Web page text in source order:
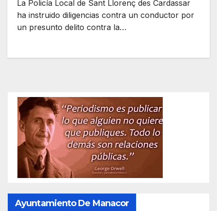
La Policía Local de Sant Llorenç des Cardassar
ha instruido diligencias contra un conductor por
un presunto delito contra la…
Ayuntamiento De Manacor